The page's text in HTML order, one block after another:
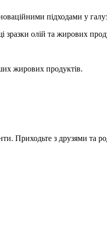
підходами у
олій та жирових
жирових продуктів.
Приходьте з друзями та